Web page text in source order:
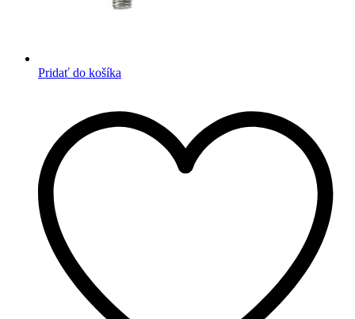
Pridať do košíka